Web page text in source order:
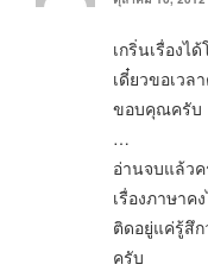
เกริ่นเรื่องไ
เดี๋ยวขอเวล
ขอบคุณครับ
…
อ่านจบแล้ว
เรื่องภาษาค
ติดอยู่แค่รู้สึก
ครับ